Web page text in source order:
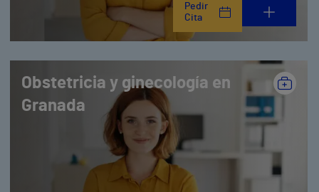
Pedir
Cita
Obstetricia y ginecología en
Granada